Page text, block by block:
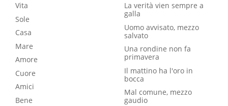
Vita
Sole
Casa
Mare
Amore
Cuore
Amici
Bene
La verità vien sempre a
galla
Uomo avvisato, mezzo
salvato
Una rondine non fa
primavera
Il mattino ha l'oro in
bocca
Mal comune, mezzo
gaudio